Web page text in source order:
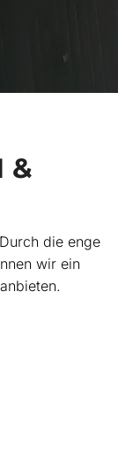
&
die enge
wir ein